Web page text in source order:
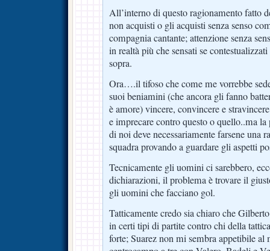
All’interno di questo ragionamento fatto
non acquisti o gli acquisti senza senso
compagnia cantante; attenzione senza
in realtà più che sensati se
sopra.
Ora….il tifoso che come me vorrebbe
suoi beniamini (che ancora gli fanno
è amore) vincere, convincere e
e imprecare contro questo o quello..ma
di noi deve necessariamente farsene una
squadra provando a guardare gli aspetti
Tecnicamente gli uomini ci sarebbero,
dichiarazioni, il problema è trovare il
gli uomini che facciano gol.
Tatticamente credo sia chiaro che
in certi tipi di partite contro chi della
forte; Suarez non mi sembra appetibile al